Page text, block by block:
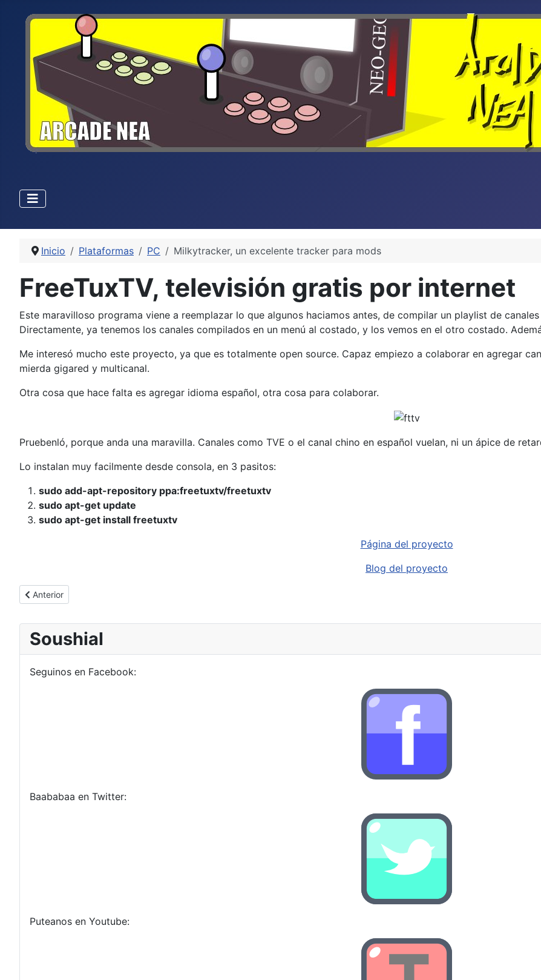
Inicio Plataformas PC Milkytracker, un excelente tracker para mods
FreeTuxTV, televisión gratis por internet
Este maravilloso programa viene a reemplazar lo que algunos haciamos antes, de compilar un playlist de
Directamente, ya tenemos los canales compilados en un menú al costado, y los vemos en el otro costado.
Me interesó mucho este proyecto, ya que es totalmente open source. Capaz empiezo a colaborar en agregar
mierda gigared y multicanal.
Otra cosa que hace falta es agregar idioma español, otra cosa para colaborar.
Pruebenló, porque anda una maravilla. Canales como TVE o el canal chino en español vuelan, ni un ápice de
Lo instalan muy facilmente desde consola, en 3 pasitos:
sudo add-apt-repository ppa:freetuxtv/freetuxtv
sudo apt-get update
sudo apt-get install freetuxtv
Página del proyecto
Blog del proyecto
Artículo anterior: Ougon Musou Kyoku
Anterior
Soushial
Seguinos en Facebook:
Baababaa en Twitter:
Puteanos en Youtube: